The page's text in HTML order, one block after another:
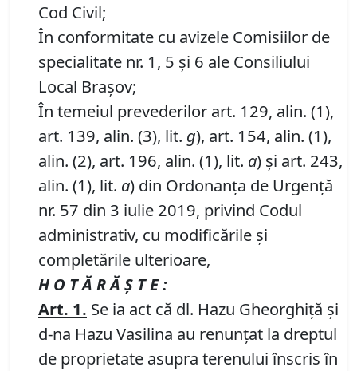
Cod Civil;
În conformitate cu avizele Comisiilor de
specialitate nr. 1, 5 și 6 ale Consiliului
Local Brașov;
În temeiul prevederilor art. 129, alin. (1),
art. 139, alin. (3), lit. g), art. 154, alin. (1),
alin. (2), art. 196, alin. (1), lit. a) și art. 243,
alin. (1), lit. a) din Ordonanța de Urgență
nr. 57 din 3 iulie 2019, privind Codul
administrativ, cu modificările și
completările ulterioare,
H O T Ă R Ă Ş T E :
Art. 1. Se ia act că dl. Hazu Gheorghiță și
d-na Hazu Vasilina au renunțat la dreptul
de proprietate asupra terenului înscris în